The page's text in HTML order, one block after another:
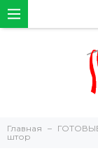
Главная
штор